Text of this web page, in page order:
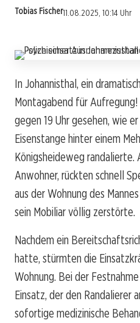
Tobias Fischer11.08.2025, 10:14 Uhr
In Johannisthal, ein
Montagabend für
gegen 19 Uhr gesehen, wie
Eisenstange hinter einem
Königsheideweg randalierte.
Anwohner, rückten schnell
aus der Wohnung des
sein Mobiliar völlig zerstörte.
Nachdem ein
hatte, stürmten die
Wohnung. Bei der
Einsatz, der den Randalierer
sofortige medizinische